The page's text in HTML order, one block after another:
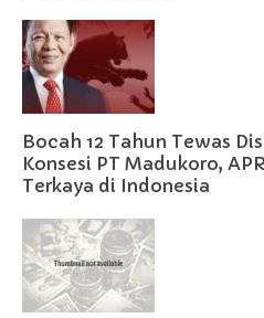
Bocah 12 Tahun Tewas
Konsesi PT Madukoro,
Terkaya di Indonesia